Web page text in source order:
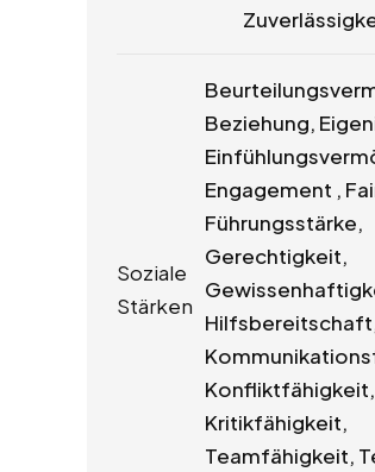
Soziale
Stärken
Beziehung,
Engagement ,
Führungsstärke,
Gerechtigkeit,
Konfliktfähigkeit,
Kritikfähigkeit,
Teamfähigkeit,